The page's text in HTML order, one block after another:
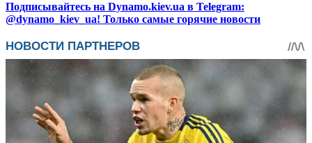
Подписывайтесь на Dynamo.kiev.ua в Telegram:
@dynamo_kiev_ua! Только самые горячие новости